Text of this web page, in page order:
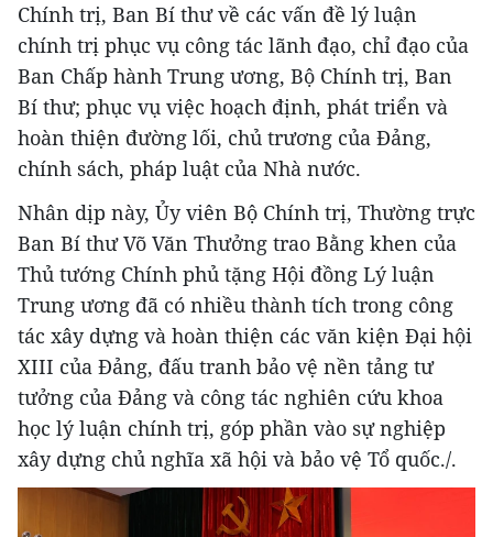
Chính trị, Ban Bí thư về các vấn đề lý luận
chính trị phục vụ công tác lãnh đạo, chỉ đạo của
Ban Chấp hành Trung ương, Bộ Chính trị, Ban
Bí thư; phục vụ việc hoạch định, phát triển và
hoàn thiện đường lối, chủ trương của Đảng,
chính sách, pháp luật của Nhà nước.
Nhân dịp này, Ủy viên Bộ Chính trị, Thường trực
Ban Bí thư Võ Văn Thưởng trao Bằng khen của
Thủ tướng Chính phủ tặng Hội đồng Lý luận
Trung ương đã có nhiều thành tích trong công
tác xây dựng và hoàn thiện các văn kiện Đại hội
XIII của Đảng, đấu tranh bảo vệ nền tảng tư
tưởng của Đảng và công tác nghiên cứu khoa
học lý luận chính trị, góp phần vào sự nghiệp
xây dựng chủ nghĩa xã hội và bảo vệ Tổ quốc./.